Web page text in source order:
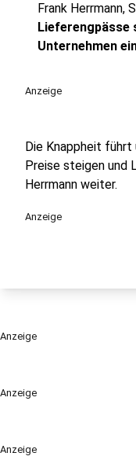
Anzeige
Anzeige
Frank Herrmann,
Lieferengpässe
Unternehmen
Anzeige
Die Knappheit führt
Preise steigen und
Herrmann weiter.
Anzeige
Anzeige